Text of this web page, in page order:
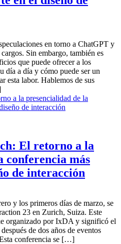
en torno a ChatGPT y
Sin embargo, también es
que puede ofrecer a los
día a día y cómo puede ser un
esta labor. Hablemos de sus
El retorno a la
conferencia más
de interacción
y los primeros días de marzo, se
23 en Zurich, Suiza. Este
organizado por IxDA y significó el
de dos años de eventos
conferencia se […]